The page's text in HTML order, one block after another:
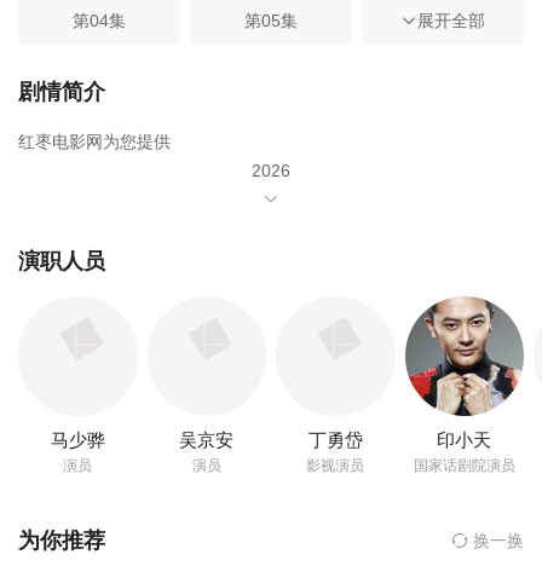
第04集 第05集 第06集
第07集
第10集
第21集
第24集
第28集 第30集
展开全部
剧情简介
红枣电影网为您提供
2026
演职人员
马少骅
演员
吴京安
演员
丁勇岱
影视演员
印小天
国家话剧院演员
为你推荐 换一换